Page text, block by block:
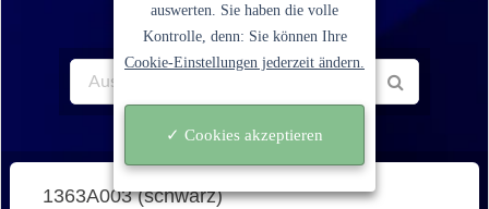
1363A003 (schwarz)
auswerten. Sie haben die volle
Kontrolle, denn: Sie können Ihre
Cookie-Einstellungen jederzeit ändern.
✓ Cookies akzeptieren